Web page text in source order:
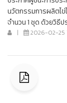
นวัตกรรมการผลิตไ
จำนวน 1 ชุด ด้วยวิธี
| 2026-02-25